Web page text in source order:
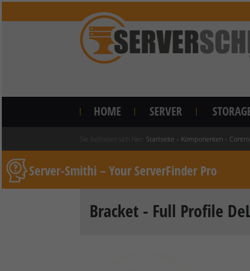
HOME SERVER
Sie befinden sich hier: Startseite Komponenten
Server-Smithi – Your ServerFinder Pro
Bracket - Full Profile